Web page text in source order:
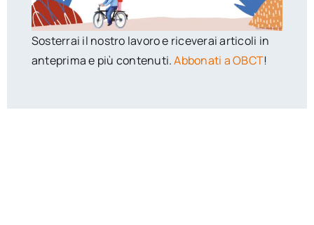
Sosterrai il nostro lavoro e riceverai articoli in
anteprima e più contenuti.Abbonati a OBCT!